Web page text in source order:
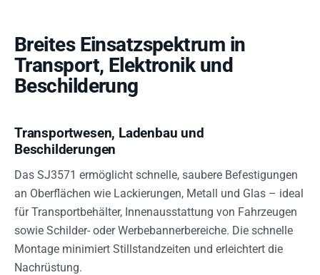
Breites Einsatzspektrum in
Transport, Elektronik und
Beschilderung
Transportwesen, Ladenbau und
Beschilderungen
Das SJ3571 ermöglicht schnelle, saubere Befestigungen
an Oberflächen wie Lackierungen, Metall und Glas – ideal
für Transportbehälter, Innenausstattung von Fahrzeugen
sowie Schilder- oder Werbebannerbereiche. Die schnelle
Montage minimiert Stillstandzeiten und erleichtert die
Nachrüstung.